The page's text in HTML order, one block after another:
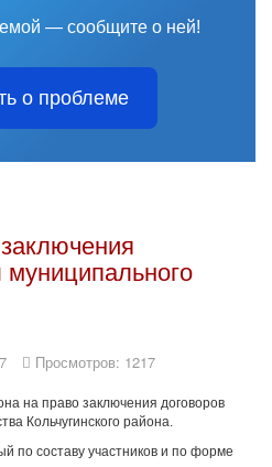
— сообщите о ней!
о проблеме
Просмотров: 1217
на право заключения договоров
Кольчугинского района.
по составу участников и по форме